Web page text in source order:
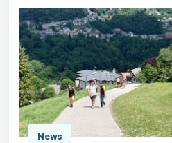
News